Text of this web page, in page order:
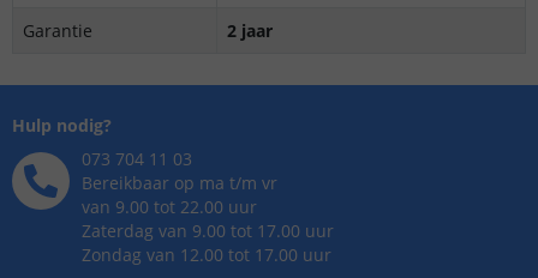
Garantie
2 jaar
Hulp nodig?
073 704 11 03
Bereikbaar op ma t/m vr
van 9.00 tot 22.00 uur
Zaterdag van 9.00 tot 17.00 uur
Zondag van 12.00 tot 17.00 uur